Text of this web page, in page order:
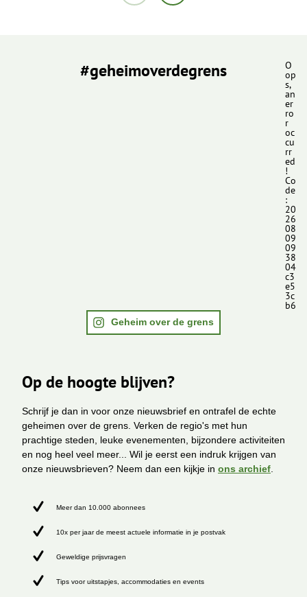
#geheimoverdegrens O
op
s,
an
er
ro
r
oc
cu
rr
ed
!
Co
de
:
20
26
08
09
09
38
04
c3
e5
3c
b6
Geheim over de grens
Op de hoogte blijven?
Schrijf je dan in voor onze nieuwsbrief en ontrafel de echte
geheimen over de grens. Verken de regio's met hun
prachtige steden, leuke evenementen, bijzondere activiteiten
en nog heel veel meer... Wil je eerst een indruk krijgen van
onze nieuwsbrieven? Neem dan een kijkje in ons archief
Meer dan 10.000 abonnees
10x per jaar de meest actuele informatie in je postvak
Geweldige prijsvragen
Tips voor uitstapjes, accommodaties en events